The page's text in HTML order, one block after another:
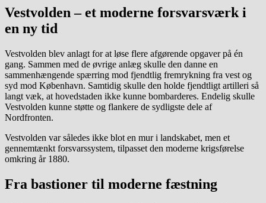
Vestvolden – et moderne forsvarsværk i
en ny tid
Vestvolden blev anlagt for at løse flere afgørende opgaver på én
gang. Sammen med de øvrige anlæg skulle den danne en
sammenhængende spærring mod fjendtlig fremrykning fra vest og
syd mod København. Samtidig skulle den holde fjendtligt artilleri så
langt væk, at hovedstaden ikke kunne bombarderes. Endelig skulle
Vestvolden kunne støtte og flankere de sydligste dele af
Nordfronten.
Vestvolden var således ikke blot en mur i landskabet, men et
gennemtænkt forsvarssystem, tilpasset den moderne krigsførelse
omkring år 1880.
Fra bastioner til moderne fæstning